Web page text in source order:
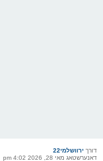
דורךירוושלמי22
דאנערשטאג מאי 28, 2026 4:02 pm